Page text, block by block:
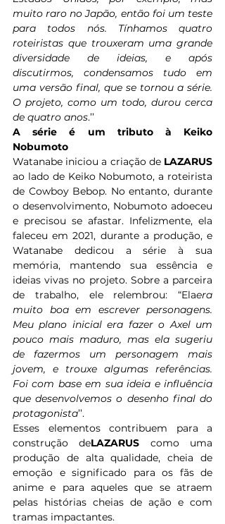
muito raro no Japão, então foi um teste
para todos nós. Tínhamos quatro
roteiristas que trouxeram uma grande
diversidade de ideias, e após
discutirmos, condensamos tudo em
uma versão final, que se tornou a série.
O projeto, como um todo, durou cerca
de quatro anos.’’
A série é um tributo à Keiko
Nobumoto
Watanabe iniciou a criação de LAZARUS
ao lado de Keiko Nobumoto, a roteirista
de Cowboy Bebop. No entanto, durante
o desenvolvimento, Nobumoto adoeceu
e precisou se afastar. Infelizmente, ela
faleceu em 2021, durante a produção, e
Watanabe dedicou a série à sua
memória, mantendo sua essência e
ideias vivas no projeto. Sobre a parceira
de trabalho, ele relembrou: “Elaera
muito boa em escrever personagens.
Meu plano inicial era fazer o Axel um
pouco mais maduro, mas ela sugeriu
de fazermos um personagem mais
jovem, e trouxe algumas referências.
Foi com base em sua ideia e influência
que desenvolvemos o desenho final do
protagonista’’.
Esses elementos contribuem para a
construção deLAZARUS como uma
produção de alta qualidade, cheia de
emoção e significado para os fãs de
anime e para aqueles que se atraem
pelas histórias cheias de ação e com
tramas impactantes.